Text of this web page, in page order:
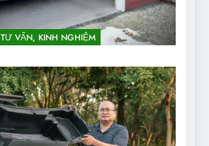
TƯ VẤN, KINH NGHIỆM